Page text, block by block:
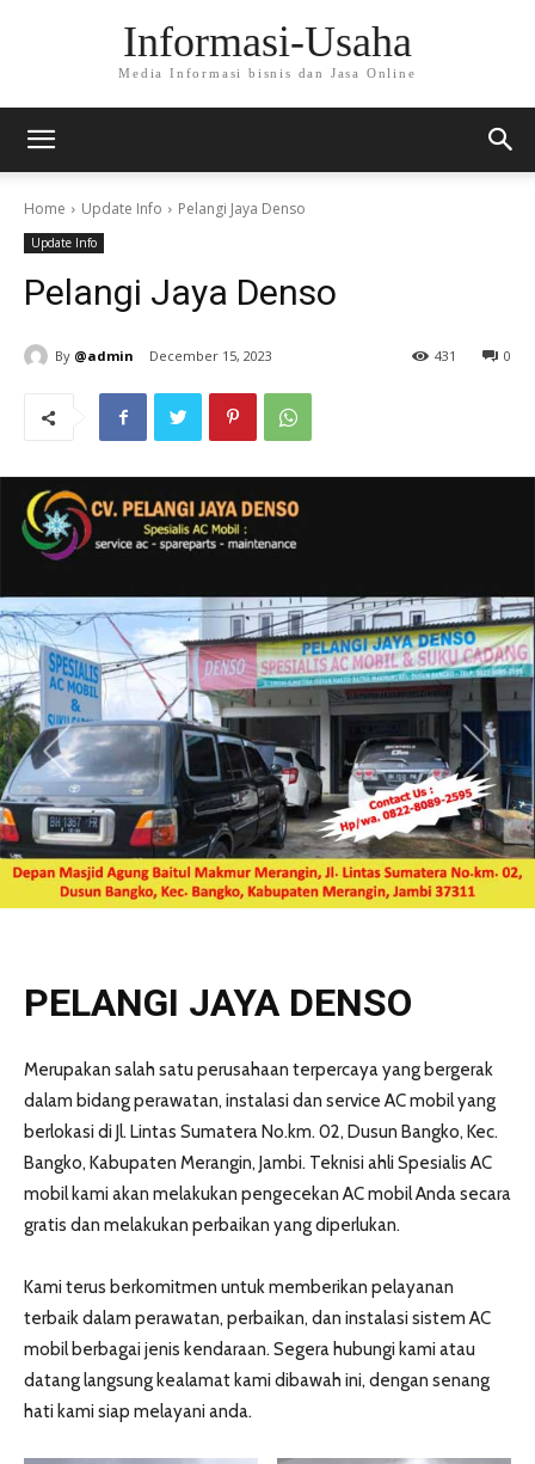
Informasi-Usaha
Media Informasi bisnis dan Jasa Online
Home Update Info Pelangi Jaya Denso
Update Info
Pelangi Jaya Denso
By @admin December 15, 2023 0
431
PELANGI JAYA DENSO
Merupakan salah satu perusahaan terpercaya yang bergerak
dalam bidang perawatan, instalasi dan service AC mobil yang
berlokasi di Jl. Lintas Sumatera No.km. 02, Dusun Bangko, Kec.
Bangko, Kabupaten Merangin, Jambi. Teknisi ahli Spesialis AC
mobil kami akan melakukan pengecekan AC mobil Anda secara
gratis dan melakukan perbaikan yang diperlukan.
Kami terus berkomitmen untuk memberikan pelayanan
terbaik dalam perawatan, perbaikan, dan instalasi sistem AC
mobil berbagai jenis kendaraan. Segera hubungi kami atau
datang langsung kealamat kami dibawah ini, dengan senang
hati kami siap melayani anda.